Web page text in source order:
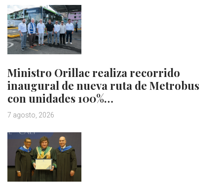
Ministro Orillac realiza recorrido
inaugural de nueva ruta de Metrobus
con unidades 100%…
7 agosto, 2026